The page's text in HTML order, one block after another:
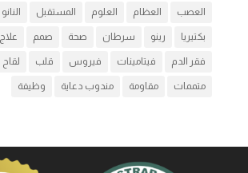
العصب العظام العلوم المستقبل النانو
بكتيريا رينو سرطان صحة صمم علاج
فقر الدم فيتامينات فيروس قلب لقاح
متممات مقاومة مندوب دعاية وظيفة